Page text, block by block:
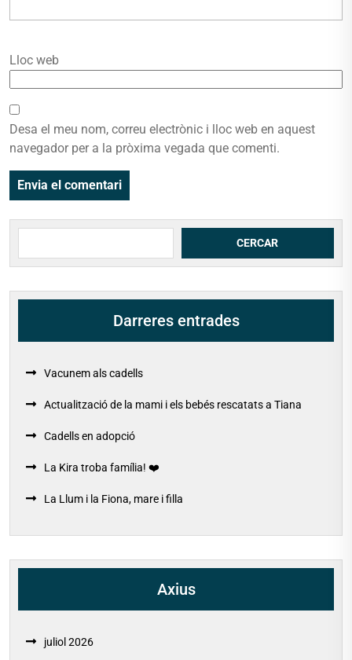
Lloc web
Desa el meu nom, correu electrònic i lloc web en aquest
navegador per a la pròxima vegada que comenti.
CERCAR
Darreres entrades
Vacunem als cadells
Actualització de la mami i els bebés rescatats a Tiana
Cadells en adopció
La Kira troba família! ❤️
La Llum i la Fiona, mare i filla
Axius
juliol 2026